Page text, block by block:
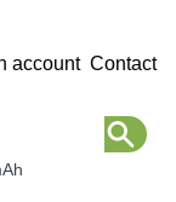
account Contact